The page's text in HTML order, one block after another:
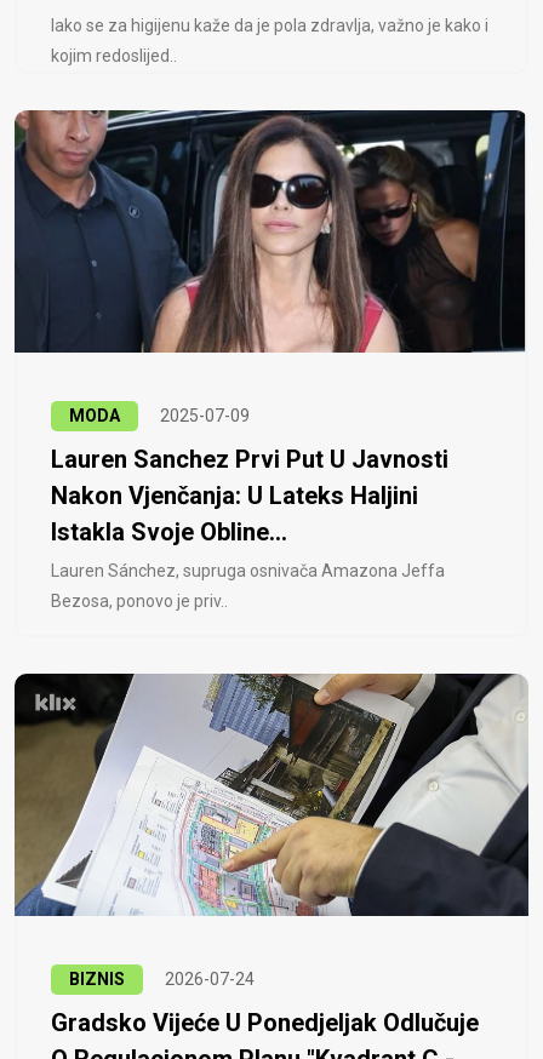
Iako se za higijenu kaže da je pola zdravlja, važno je kako i
kojim redoslijed..
MODA 2025-07-09
Lauren Sanchez Prvi Put U Javnosti
Nakon Vjenčanja: U Lateks Haljini
Istakla Svoje Obline...
Lauren Sánchez, supruga osnivača Amazona Jeffa
Bezosa, ponovo je priv..
BIZNIS 2026-07-24
Gradsko Vijeće U Ponedjeljak Odlučuje